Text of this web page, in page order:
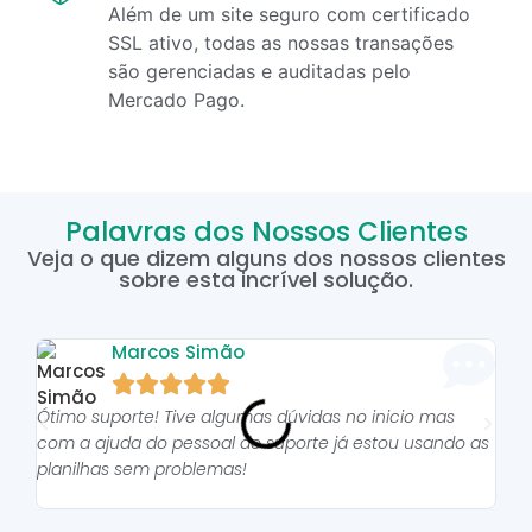
Além de um site seguro com certificado
SSL ativo, todas as nossas transações
são gerenciadas e auditadas pelo
Mercado Pago.
Palavras dos Nossos Clientes
Veja o que dizem alguns dos nossos clientes
sobre esta incrível solução.
Marcos Simão

Ótimo suporte! Tive algumas dúvidas no inicio mas
com a ajuda do pessoal do suporte já estou usando as
planilhas sem problemas!